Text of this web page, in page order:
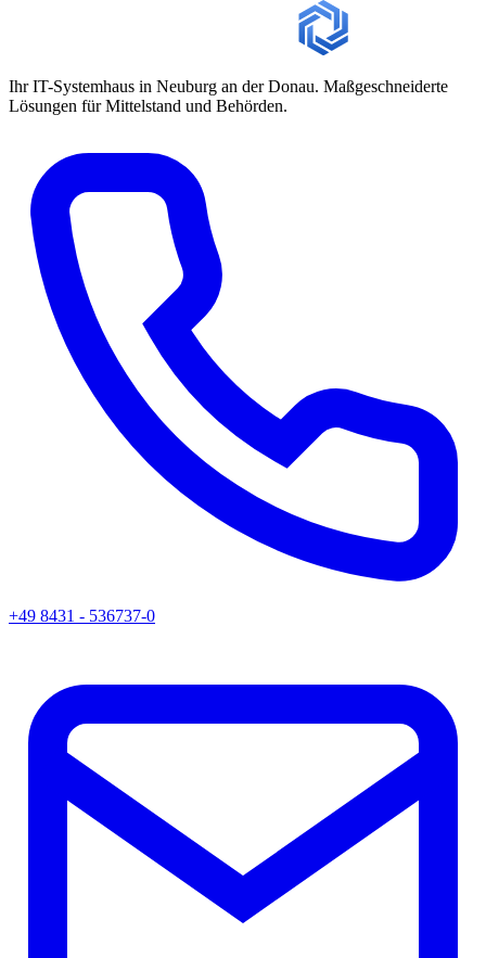
Ihr IT-Systemhaus in Neuburg an der Donau. Maßgeschneiderte
Lösungen für Mittelstand und Behörden.
+49 8431 - 536737-0